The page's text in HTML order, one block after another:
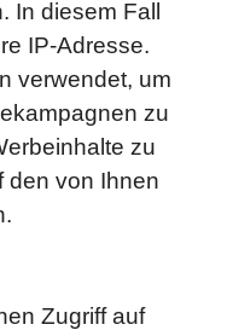
In diesem Fall
IP-Adresse.
verwendet, um
zu
zu
den von Ihnen
Zugriff auf